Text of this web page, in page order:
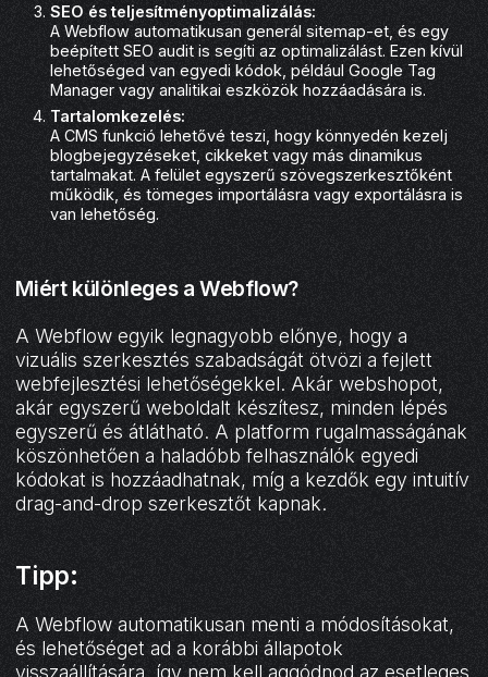
SEO és teljesítményoptimalizálás:
A Webflow automatikusan generál sitemap-et, és egy
beépített SEO audit is segíti az optimalizálást. Ezen kívül
lehetőséged van egyedi kódok, például Google Tag
Manager vagy analitikai eszközök hozzáadására is.
Tartalomkezelés:
A CMS funkció lehetővé teszi, hogy könnyedén kezelj
blogbejegyzéseket, cikkeket vagy más dinamikus
tartalmakat. A felület egyszerű szövegszerkesztőként
működik, és tömeges importálásra vagy exportálásra is
van lehetőség.
Miért különleges a Webflow?
A Webflow egyik legnagyobb előnye, hogy a
vizuális szerkesztés szabadságát ötvözi a fejlett
webfejlesztési lehetőségekkel. Akár webshopot,
akár egyszerű weboldalt készítesz, minden lépés
egyszerű és átlátható. A platform rugalmasságának
köszönhetően a haladóbb felhasználók egyedi
kódokat is hozzáadhatnak, míg a kezdők egy intuitív
drag-and-drop szerkesztőt kapnak.
Tipp:
A Webflow automatikusan menti a módosításokat,
és lehetőséget ad a korábbi állapotok
visszaállítására, így nem kell aggódnod az esetleges